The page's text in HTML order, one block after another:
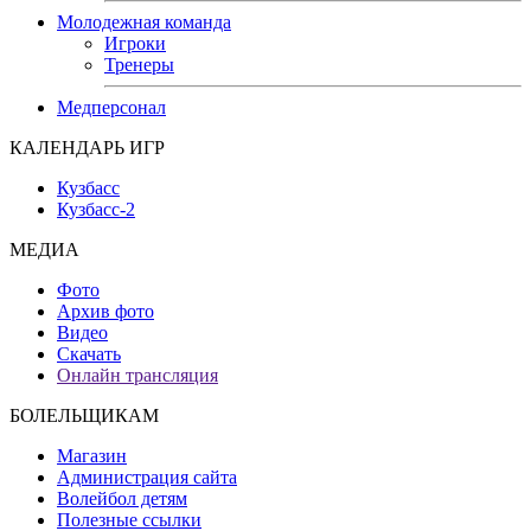
Молодежная команда
Игроки
Тренеры
Медперсонал
КАЛЕНДАРЬ ИГР
Кузбасс
Кузбасс-2
МЕДИА
Фото
Архив фото
Видео
Скачать
Онлайн трансляция
БОЛЕЛЬЩИКАМ
Магазин
Администрация сайта
Волейбол детям
Полезные ссылки